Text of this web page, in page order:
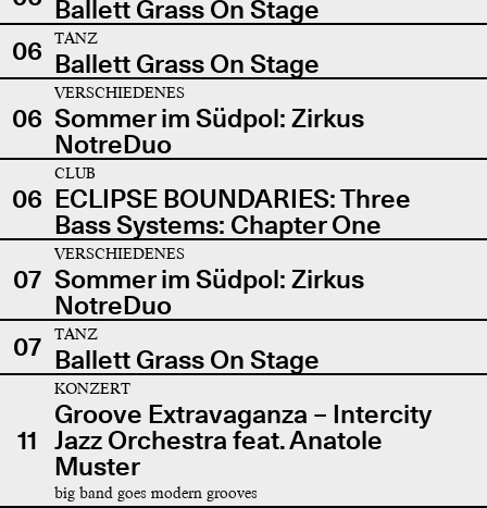
Ballett Grass On Stage
06
TANZ
Ballett Grass On Stage
06
VERSCHIEDENES
Sommer im Südpol: Zirkus
NotreDuo
06
CLUB
ECLIPSE BOUNDARIES: Three
Bass Systems: Chapter One
07
VERSCHIEDENES
Sommer im Südpol: Zirkus
NotreDuo
07
TANZ
Ballett Grass On Stage
11
KONZERT
Groove Extravaganza – Intercity
Jazz Orchestra feat. Anatole
Muster
big band goes modern grooves